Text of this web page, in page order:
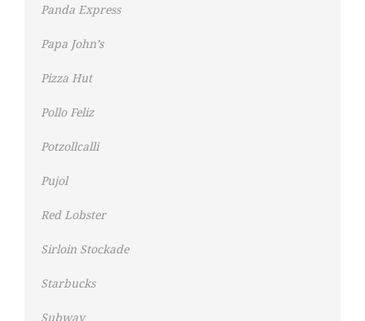
Panda Express
Papa John’s
Pizza Hut
Pollo Feliz
Potzollcalli
Pujol
Red Lobster
Sirloin Stockade
Starbucks
Subway